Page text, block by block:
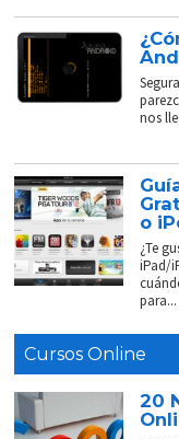
nos
o
¿Te
iPad/
para...
Cursos Online
20